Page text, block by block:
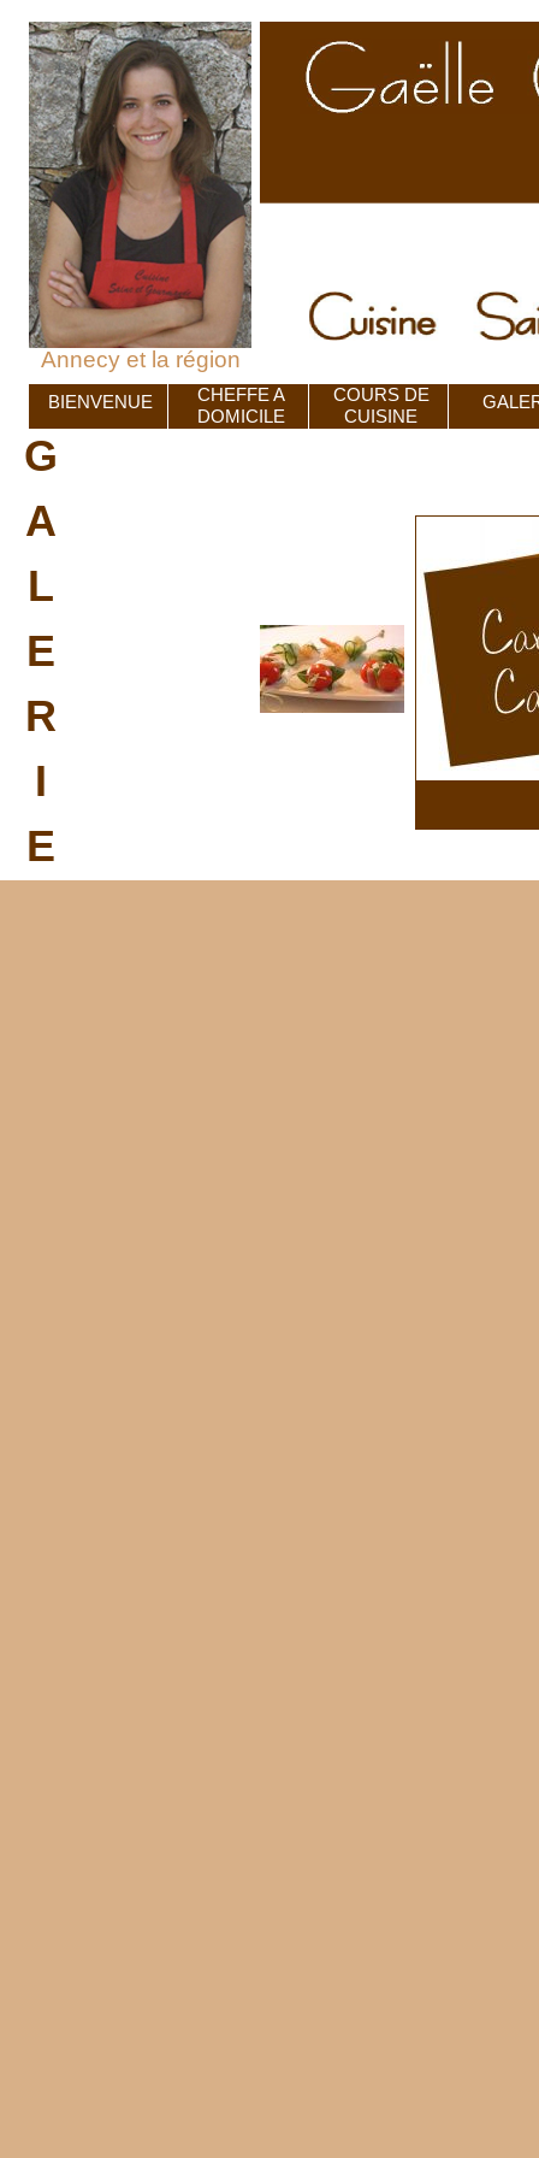
Annecy et la région
BIENVENUE
CHEFFE A
DOMICILE
COURS DE
CUISINE
G
A
L
E
R
I
E